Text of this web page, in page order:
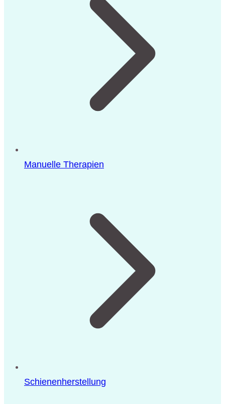
Manuelle Therapien
Schienenherstellung